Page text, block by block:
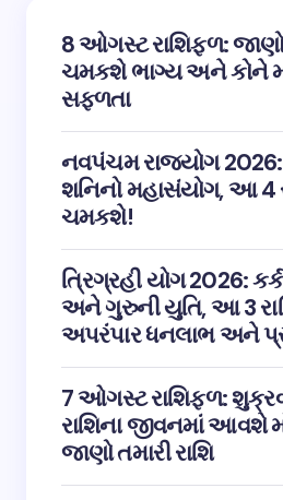
8 ઓગસ્ટ રાશિફળ:
ચમકશે ભાગ્ય અને કોને
સફળતા
નવપંચમ રાજયોગ
શનિનો મહાસંયોગ, આ
ચમકશે!
ત્રિગ્રહી યોગ 2026:
અને ગુરુની યુતિ, આ 3
અપરંપાર ધનલાભ અને
7 ઓગસ્ટ રાશિફળ:
રાશિના જીવનમાં આવશે
જાણો તમારી રાશિ